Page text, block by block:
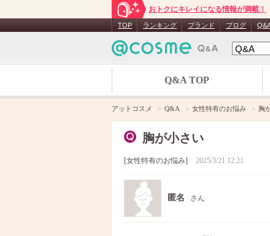
おトクにキレイになる情報が満載！
TOP ランキング ブランド ブログ
Q&A TOP
アットコスメ Q&A 女性特有のお悩み 胸
胸が小さい
女性特有のお悩み 2025/3/21 12:21
匿名 さん